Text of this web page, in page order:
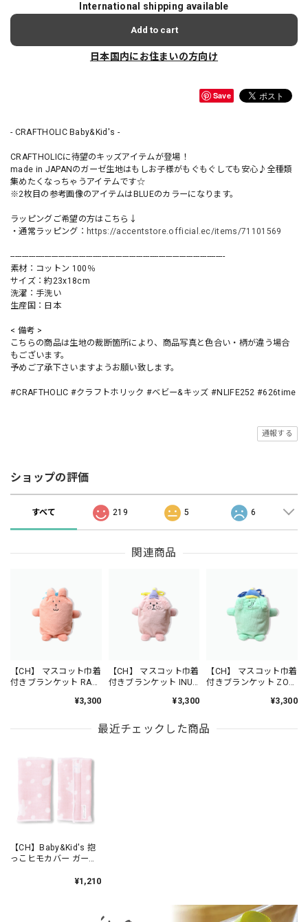
International shipping available
Add to cart
日本国内にお住まいの方向け
Save
- CRAFTHOLIC Baby&Kid's -
CRAFTHOLICに待望のキッズアイテムが登場！
made in JAPANのガーゼ生地はもしお子様がもぐもぐしても安心♪全種類
集めたくなっちゃうアイテムです☆
※2枚目の参考画像のアイテムはBLUEのカラーになります。
ラッピングご希望の方はこちら↓
・通常ラッピング： https://accentstore.official.ec/items/71101569
----------------------------------------------------------------------------------------------
素材：コットン 100％
サイズ：約23x18cm
洗濯：手洗い
生産国：日本
< 備考 >
こちらの商品は生地の裁断箇所により、商品写真と色合い・柄が違う場合
もございます。
予めご了承下さいますようお願い致します。
#CRAFTHOLIC #クラフトホリック #ベビー&キッズ #NLIFE252 #626time
通報する
ショップの評価
すべて 219 5 6
関連商品
【CH】 マスコット巾着
付きブランケット RAB
¥3,300
【CH】 マスコット巾着
付きブランケット INU-
¥3,300
【CH】 マスコット巾着
付きブランケット ZOO
¥3,300
最近チェックした商品
【CH】Baby&Kid's 抱
っこヒモカバー ガーゼ
¥1,210